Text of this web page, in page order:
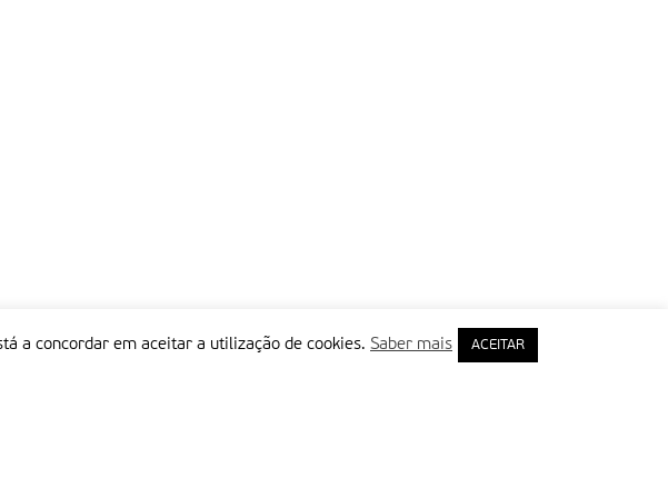
a concordar em aceitar a utilização de cookies. Saber mais ACEITAR